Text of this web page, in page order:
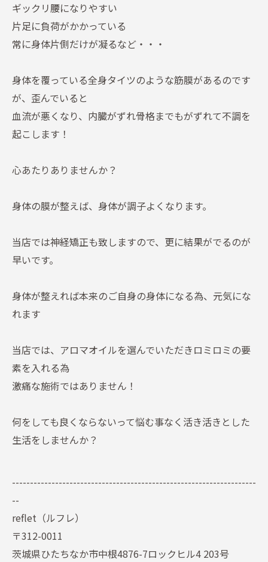
ギックリ腰になりやすい
片足に負荷がかかっている
常に身体片側だけが凝るなど・・・
身体を覆っている全身タイツのような筋膜があるのです
が、歪んでいると
血流が悪くなり、内臓がずれ骨格までもがずれて不調を
起こします！
心あたりありませんか？
身体の膜が整えば、身体が調子よくなります。
当店では神経矯正も致しますので、更に結果がでるのが
早いです。
身体が整えれば本来のご自身の身体になる為、元気にな
れます
当店では、アロマオイルを選んでいただきロミロミの要
素を入れる為
激痛な施術ではありません！
何をしても良くならないって悩む事なく活き活きとした
生活をしませんか？
--------------------------------------------------------------------
--
reflet（ルフレ）
〒312-0011
茨城県ひたちなか市中根4876-7ロックヒル4 203号